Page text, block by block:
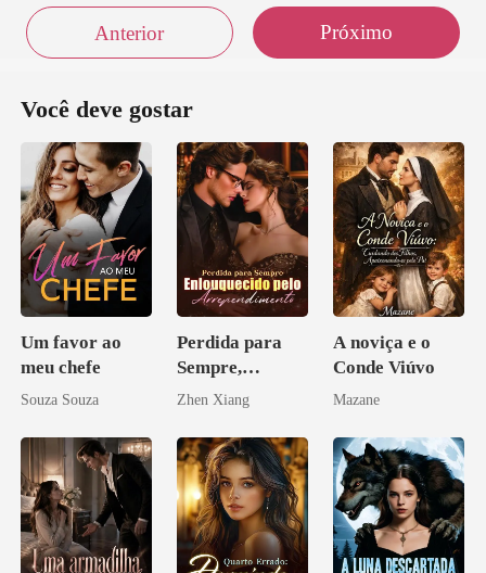
Anterior Próximo
Você deve gostar
Um favor ao
meu chefe
Souza Souza
Perdida para
Sempre,
Enlouquecido
Arrependiment
o
Zhen Xiang
A noviça e o
Conde Viúvo
Mazane